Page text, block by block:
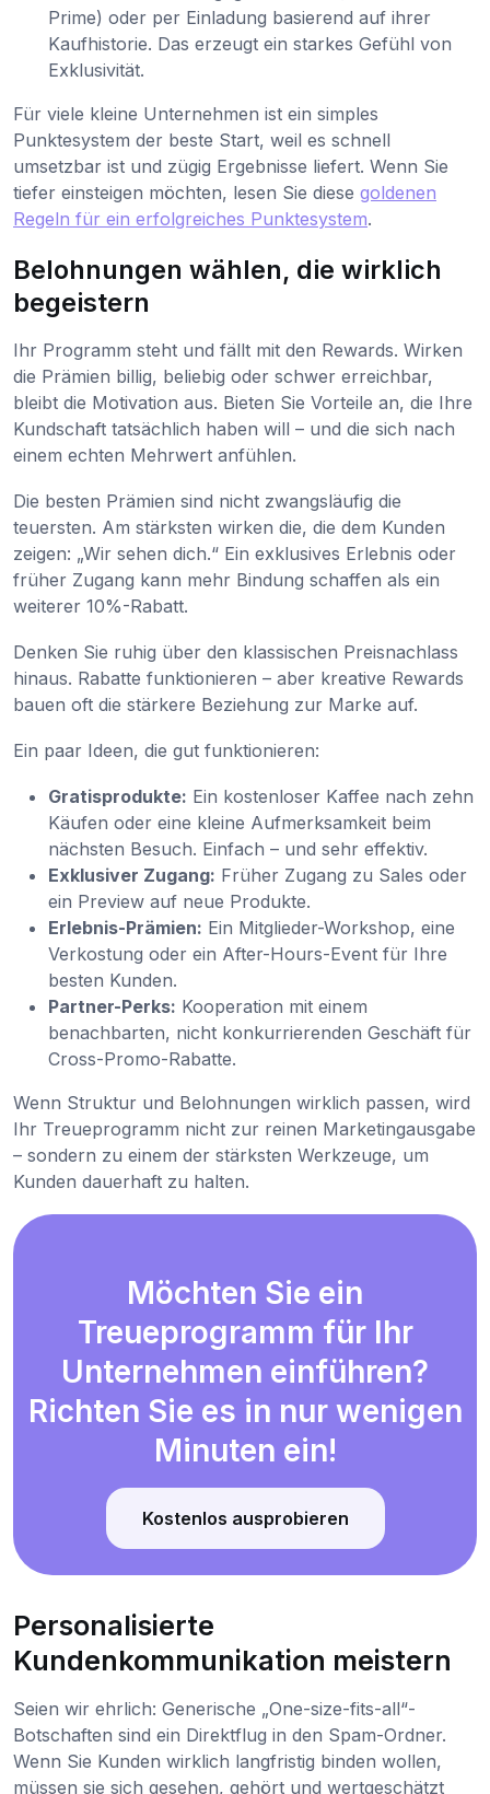
Prime) oder per Einladung basierend auf ihrer
Kaufhistorie. Das erzeugt ein starkes Gefühl von
Exklusivität.
Für viele kleine Unternehmen ist ein simples
Punktesystem der beste Start, weil es schnell
umsetzbar ist und zügig Ergebnisse liefert. Wenn Sie
tiefer einsteigen möchten, lesen Sie diese goldenen
Regeln für ein erfolgreiches Punktesystem.
Belohnungen wählen, die wirklich
begeistern
Ihr Programm steht und fällt mit den Rewards. Wirken
die Prämien billig, beliebig oder schwer erreichbar,
bleibt die Motivation aus. Bieten Sie Vorteile an, die Ihre
Kundschaft tatsächlich haben will – und die sich nach
einem echten Mehrwert anfühlen.
Die besten Prämien sind nicht zwangsläufig die
teuersten. Am stärksten wirken die, die dem Kunden
zeigen: „Wir sehen dich.“ Ein exklusives Erlebnis oder
früher Zugang kann mehr Bindung schaffen als ein
weiterer 10%-Rabatt.
Denken Sie ruhig über den klassischen Preisnachlass
hinaus. Rabatte funktionieren – aber kreative Rewards
bauen oft die stärkere Beziehung zur Marke auf.
Ein paar Ideen, die gut funktionieren:
Gratisprodukte: Ein kostenloser Kaffee nach zehn
Käufen oder eine kleine Aufmerksamkeit beim
nächsten Besuch. Einfach – und sehr effektiv.
Exklusiver Zugang: Früher Zugang zu Sales oder
ein Preview auf neue Produkte.
Erlebnis-Prämien: Ein Mitglieder-Workshop, eine
Verkostung oder ein After-Hours-Event für Ihre
besten Kunden.
Partner-Perks: Kooperation mit einem
benachbarten, nicht konkurrierenden Geschäft für
Cross-Promo-Rabatte.
Wenn Struktur und Belohnungen wirklich passen, wird
Ihr Treueprogramm nicht zur reinen Marketingausgabe
– sondern zu einem der stärksten Werkzeuge, um
Kunden dauerhaft zu halten.
Möchten Sie ein
Treueprogramm für Ihr
Unternehmen einführen?
Richten Sie es in nur wenigen
Minuten ein!
Kostenlos ausprobieren
Personalisierte
Kundenkommunikation meistern
Seien wir ehrlich: Generische „One-size-fits-all“-
Botschaften sind ein Direktflug in den Spam-Ordner.
Wenn Sie Kunden wirklich langfristig binden wollen,
müssen sie sich gesehen, gehört und wertgeschätzt